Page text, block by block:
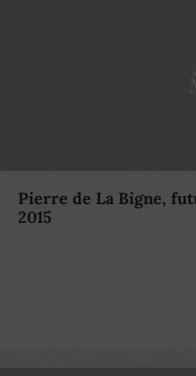
Pierre de La Bigne,
2015